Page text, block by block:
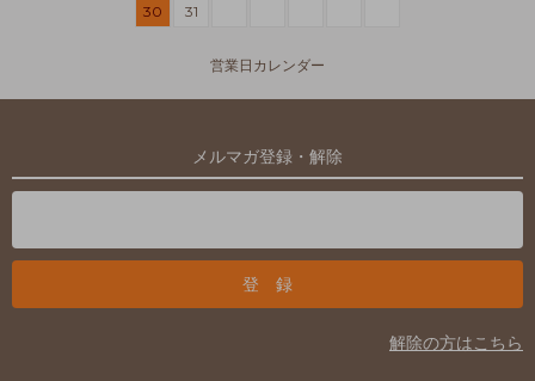
30
31
営業日カレンダー
メルマガ登録・解除
解除の方はこちら